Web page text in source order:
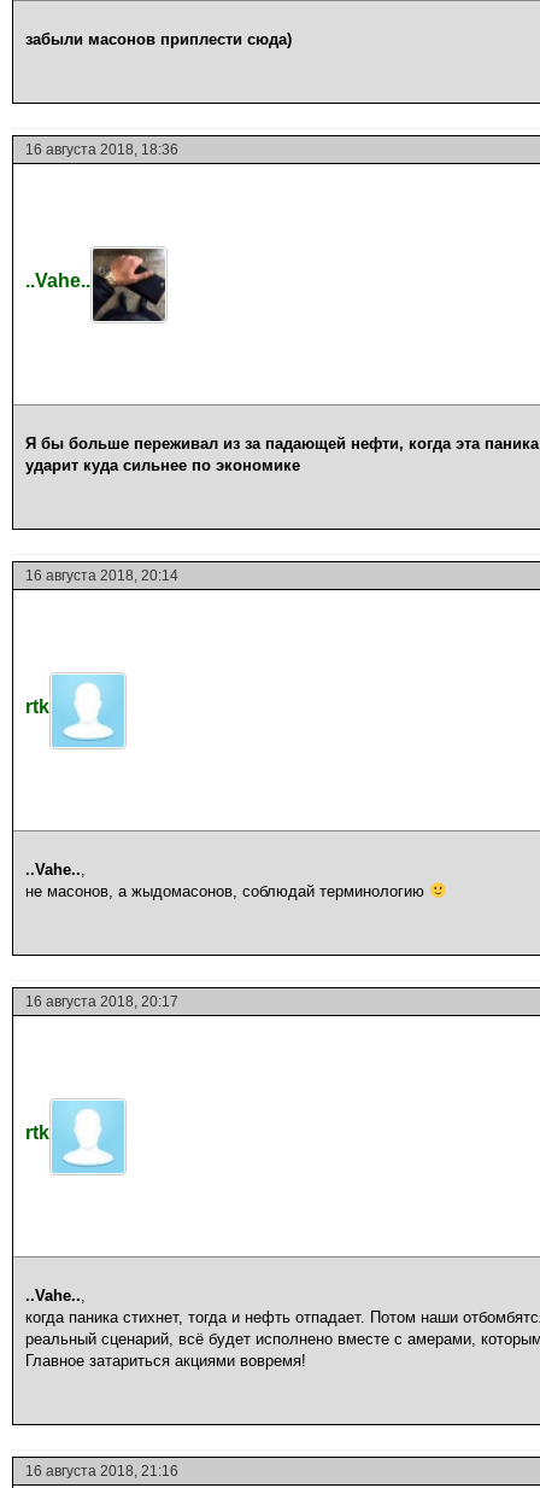
забыли масонов приплести сюда)
16 августа 2018, 18:36
..Vahe..
Я бы больше переживал из за падающей нефти, когда эта
ударит куда сильнее по экономике
16 августа 2018, 20:14
rtk
..Vahe..,
не масонов, а жыдомасонов, соблюдай терминологию
16 августа 2018, 20:17
rtk
..Vahe..,
когда паника стихнет, тогда и нефть отпадает. Потом наши
реальный сценарий, всё будет исполнено вместе с амерами,
Главное затариться акциями вовремя!
16 августа 2018, 21:16